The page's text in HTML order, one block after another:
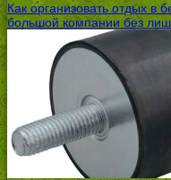
Как организовать отдых в
большой компании без